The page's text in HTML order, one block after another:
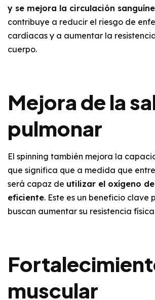
y se mejora la circulación
contribuye a reducir el riesgo de
cardíacas y a aumentar la
cuerpo.
Mejora de la
pulmonar
El spinning también mejora la
que significa que a medida que
será capaz de utilizar el oxígeno
eficiente. Este es un beneficio clave
buscan aumentar su resistencia
muscular